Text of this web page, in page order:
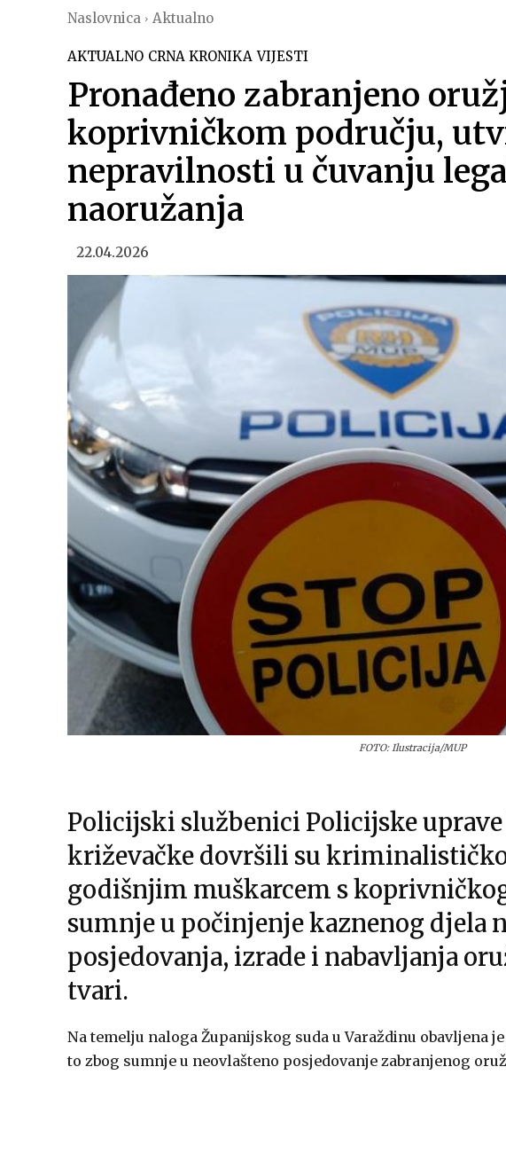
Naslovnica Aktualno
AKTUALNO CRNA KRONIKA VIJESTI
Pronađeno zabranjeno
koprivničkom području,
nepravilnosti u čuvanju
naoružanja
22.04.2026
FOTO: Ilustracija/MUP
Policijski službenici Policijske
križevačke dovršili su
godišnjim muškarcem s
sumnje u počinjenje kaznenog djela
posjedovanja, izrade i nabavljanja
tvari.
Na temelju naloga Županijskog suda u Varaždinu obavljena
to zbog sumnje u neovlašteno posjedovanje zabranjenog